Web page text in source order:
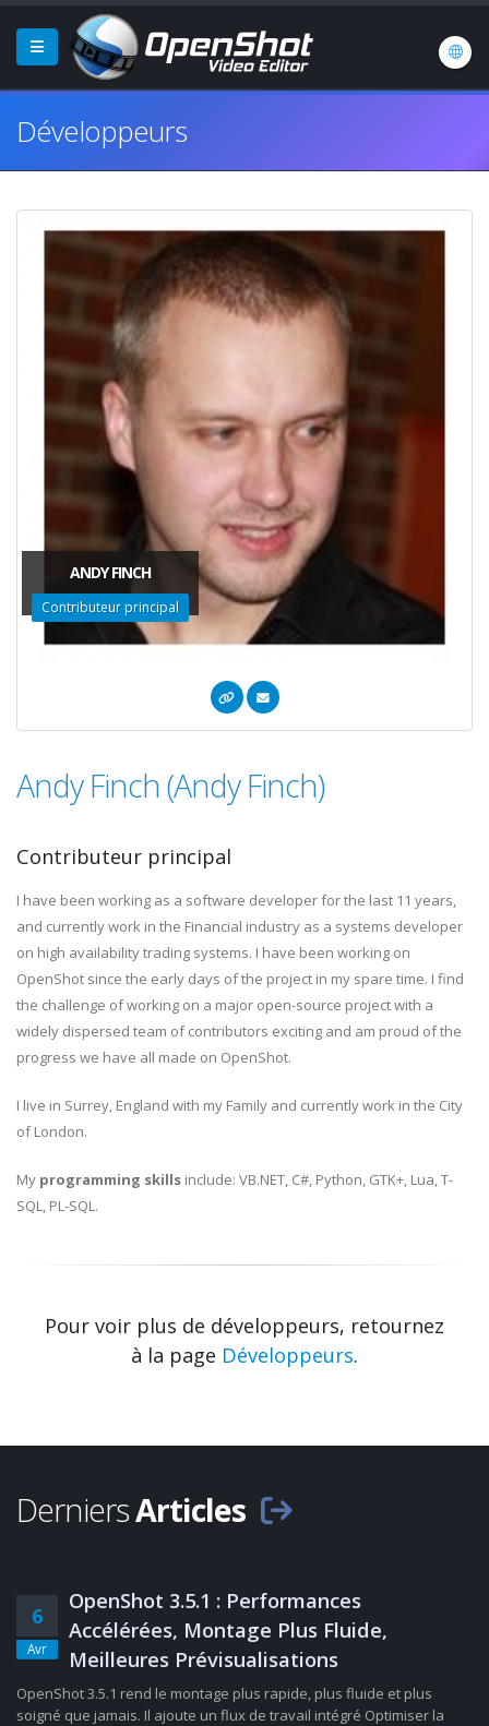
Développeurs
ANDY FINCH
Contributeur principal
Andy Finch (Andy Finch)
Contributeur principal
I have been working as a software developer for the last 11 years,
and currently work in the Financial industry as a systems developer
on high availability trading systems. I have been working on
OpenShot since the early days of the project in my spare time. I find
the challenge of working on a major open-source project with a
widely dispersed team of contributors exciting and am proud of the
progress we have all made on OpenShot.
I live in Surrey, England with my Family and currently work in the City
of London.
My programming skills include: VB.NET, C#, Python, GTK+, Lua, T-
SQL, PL-SQL.
Pour voir plus de développeurs, retournez
à la page Développeurs.
DerniersArticles
6
Avr
OpenShot 3.5.1 : Performances
Accélérées, Montage Plus Fluide,
Meilleures Prévisualisations
OpenShot 3.5.1 rend le montage plus rapide, plus fluide et plus
soigné que jamais. Il ajoute un flux de travail intégré Optimiser la